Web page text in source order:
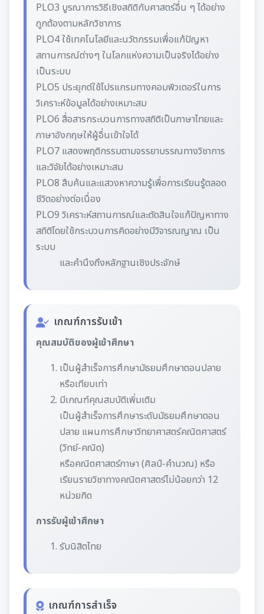
PLO3 บูรณาการวิธีเชิงสถิติกับศาสตร์อื่น ๆ ได้อย่าง
ถูกต้องตามหลักวิชาการ
PLO4 ใช้เทคโนโลยีและนวัตกรรมเพื่อแก้ปัญหา
สถานการณ์ต่างๆ ในโลกแห่งความเป็นจริงได้อย่าง
เป็นระบบ
PLO5 ประยุกต์ใช้โปรแกรมทางคอมพิวเตอร์ในการ
วิเคราะห์ข้อมูลได้อย่างเหมาะสม
PLO6 สื่อสารกระบวนการทางสถิติเป็นภาษาไทยและ
ภาษาอังกฤษให้ผู้อื่นเข้าใจได้
PLO7 แสดงพฤติกรรมตามจรรยาบรรณทางวิชาการ
และวิจัยได้อย่างเหมาะสม
PLO8 สืบค้นและแสวงหาความรู้เพื่อการเรียนรู้ตลอด
ชีวิตอย่างต่อเนื่อง
PLO9 วิเคราะห์สถานการณ์และตัดสินใจแก้ปัญหาทาง
สถิติโดยใช้กระบวนการคิดอย่างมีวิจารณญาณ เป็น
ระบบ
และคำนึงถึงหลักฐานเชิงประจักษ์
เกณฑ์การรับเข้า
คุณสมบัติของผู้เข้าศึกษา
เป็นผู้สำเร็จการศึกษามัธยมศึกษาตอนปลาย
หรือเทียบเท่า
มีเกณฑ์คุณสมบัติเพิ่มเติม
เป็นผู้สำเร็จการศึกษาระดับมัธยมศึกษาตอน
ปลาย แผนการศึกษาวิทยาศาสตร์คณิตศาสตร์
(วิทย์-คณิต)
หรือคณิตศาสตร์ภาษา (ศิลป์-คำนวณ) หรือ
เรียนรายวิชาทางคณิตศาสตร์ไม่น้อยกว่า 12
หน่วยกิต
การรับผู้เข้าศึกษา
รับนิสิตไทย
เกณฑ์การสำเร็จ